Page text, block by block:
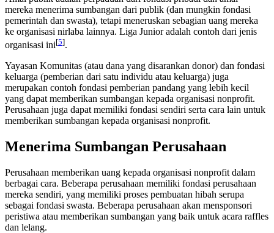
mereka menerima sumbangan dari publik (dan mungkin fondasi
pemerintah dan swasta), tetapi meneruskan sebagian uang mereka
ke organisasi nirlaba lainnya. Liga Junior adalah contoh dari jenis
organisasi ini[5].
Yayasan Komunitas (atau dana yang disarankan donor) dan fondasi
keluarga (pemberian dari satu individu atau keluarga) juga
merupakan contoh fondasi pemberian pandang yang lebih kecil
yang dapat memberikan sumbangan kepada organisasi nonprofit.
Perusahaan juga dapat memiliki fondasi sendiri serta cara lain untuk
memberikan sumbangan kepada organisasi nonprofit.
Menerima Sumbangan Perusahaan
Perusahaan memberikan uang kepada organisasi nonprofit dalam
berbagai cara. Beberapa perusahaan memiliki fondasi perusahaan
mereka sendiri, yang memiliki proses pembuatan hibah serupa
sebagai fondasi swasta. Beberapa perusahaan akan mensponsori
peristiwa atau memberikan sumbangan yang baik untuk acara raffles
dan lelang.